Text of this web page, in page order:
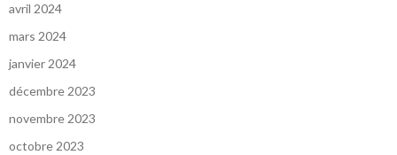
avril 2024
mars 2024
janvier 2024
décembre 2023
novembre 2023
octobre 2023